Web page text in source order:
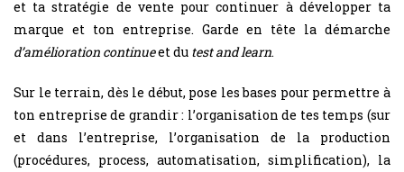
et ta stratégie de vente pour continuer à développer ta
marque et ton entreprise. Garde en tête la démarche
d’amélioration continueet du test and learn.
Sur le terrain, dès le début, pose les bases pour permettre à
ton entreprise de grandir : l’organisation de tes temps (sur
et dans l’entreprise, l’organisation de la production
(procédures, process, automatisation, simplification), la